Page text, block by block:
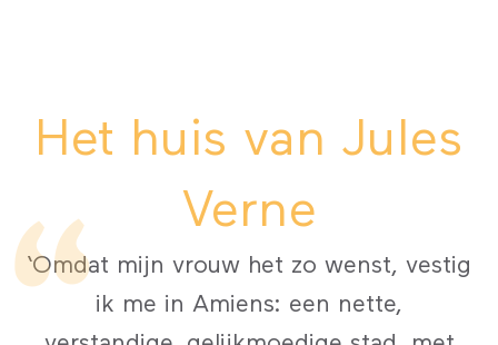
Het huis van Jules
Verne
‘Omdat mijn vrouw het zo wenst, vestig
ik me in Amiens: een nette,